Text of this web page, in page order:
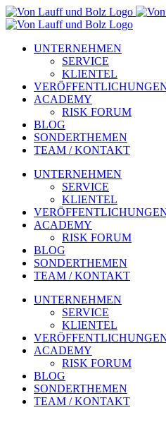
Zum
Inhalt
UNTERNEHMEN
SERVICE
KLIENTEL
ACADEMY
RISK FORUM
BLOG
SONDERTHEMEN
TEAM / KONTAKT
UNTERNEHMEN
SERVICE
KLIENTEL
ACADEMY
RISK FORUM
BLOG
SONDERTHEMEN
TEAM / KONTAKT
UNTERNEHMEN
SERVICE
KLIENTEL
ACADEMY
RISK FORUM
BLOG
SONDERTHEMEN
TEAM / KONTAKT